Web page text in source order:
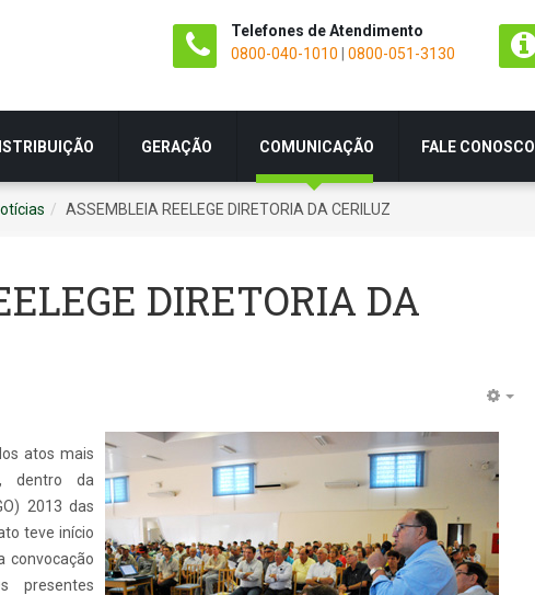
Telefones de Atendimento
0800-040-1010
0800-051-3130
GERAÇÃO COMUNICAÇÃO FALE CONOSCO
ASSEMBLEIA REELEGE DIRETORIA DA CERILUZ
DIRETORIA DA
atos mais
dentro da
2013 das
teve início
convocação
presentes